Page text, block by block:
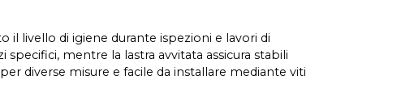
il livello di igiene durante ispezioni e lavori di
mentre la lastra avvitata assicura stabili
diverse misure e facile da installare mediante viti